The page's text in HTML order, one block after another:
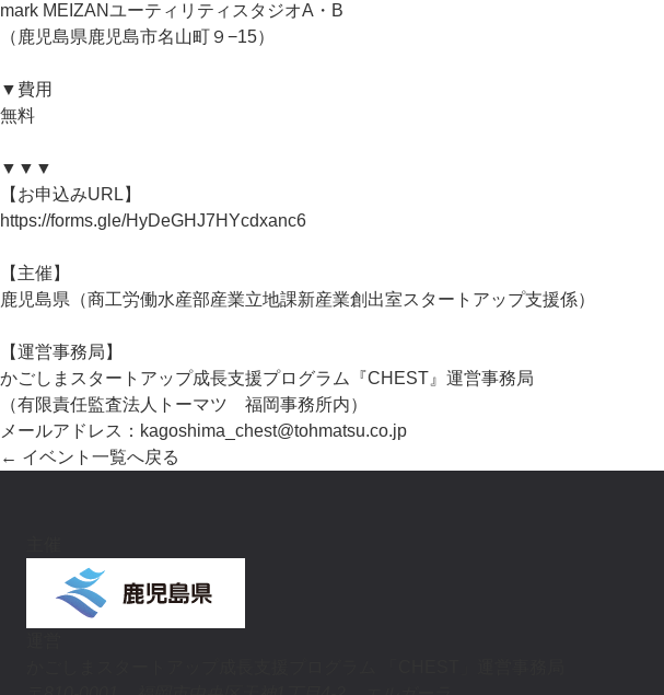
mark MEIZANユーティリティスタジオA・B
（鹿児島県鹿児島市名山町９−15）
▼費用
無料
▼▼▼
【お申込みURL】
https://forms.gle/HyDeGHJ7HYcdxanc6
【主催】
鹿児島県（商工労働水産部産業立地課新産業創出室スタートアップ支援係）
【運営事務局】
かごしまスタートアップ成長支援プログラム『CHEST』運営事務局
（有限責任監査法人トーマツ 福岡事務所内）
メールアドレス：kagoshima_chest@tohmatsu.co.jp
← イベント一覧へ戻る